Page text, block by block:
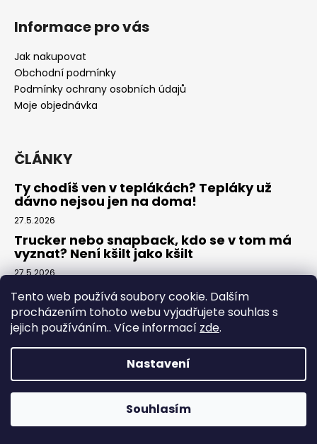
Tento web používá soubory cookie. Dalším
procházením tohoto webu vyjadřujete souhlas s
jejich používáním.. Více informací zde.
Nastavení
Souhlasím
i
s
Informace pro vás
Jak nakupovat
Obchodní podmínky
Podmínky ochrany osobních údajů
Moje objednávka
ČLÁNKY
Ty chodíš ven v teplákách? Tepláky už
dávno nejsou jen na doma!
27.5.2026
Trucker nebo snapback, kdo se v tom má
vyznat? Není kšilt jako kšilt
27.5.2026
Co je vlastně Cargo fashion? To je jako
nákladní móda?
26.5.2026
yakuzapremium.cz